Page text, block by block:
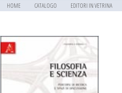
HOME CATALOGO EDITORI IN VETRINA